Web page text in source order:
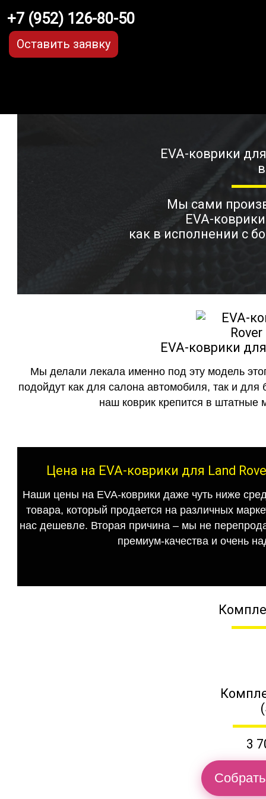
+7 (952) 126-80-50
Оставить заявку
EVA-коврики
Мы сами
EVA-
как в исполнении с
EVA-коврики
Мы делали лекала именно под эту модель
подойдут как для салона автомобиля, так и для
наш коврик крепится в штатные
Цена на EVA-коврики для Land
Наши цены на EVA-коврики даже чуть ниже
товара, который продается на различных
нас дешевле. Вторая причина – мы не
премиум-качества и очень
3